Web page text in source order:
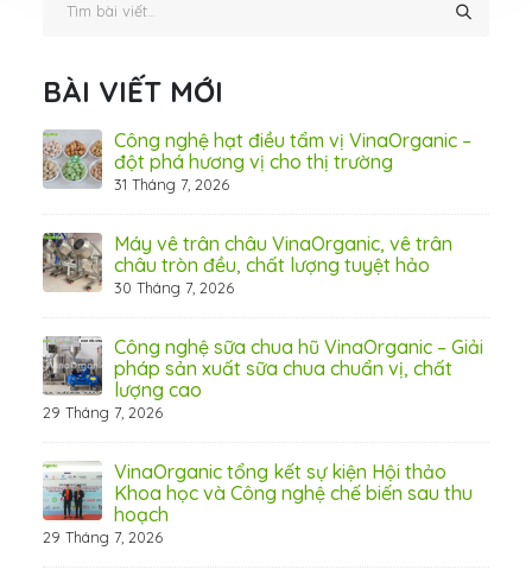
BÀI VIẾT MỚI
Công nghệ hạt điều tẩm vị VinaOrganic –
đột phá hương vị cho thị trường
31 Tháng 7, 2026
Máy vê trân châu VinaOrganic, vê trân
châu tròn đều, chất lượng tuyệt hảo
30 Tháng 7, 2026
Công nghệ sữa chua hũ VinaOrganic – Giải
pháp sản xuất sữa chua chuẩn vị, chất
lượng cao
29 Tháng 7, 2026
VinaOrganic tổng kết sự kiện Hội thảo
Khoa học và Công nghệ chế biến sau thu
hoạch
29 Tháng 7, 2026